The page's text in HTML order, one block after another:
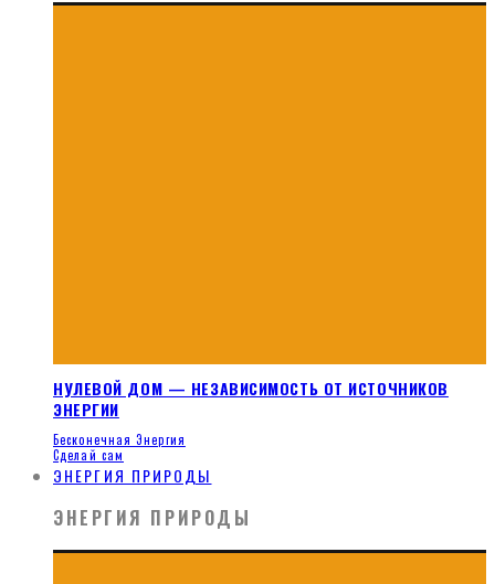
НУЛЕВОЙ ДОМ — НЕЗАВИСИМОСТЬ ОТ ИСТОЧНИКОВ
ЭНЕРГИИ
Бесконечная Энергия
Сделай сам
ЭНЕРГИЯ ПРИРОДЫ
ЭНЕРГИЯ ПРИРОДЫ